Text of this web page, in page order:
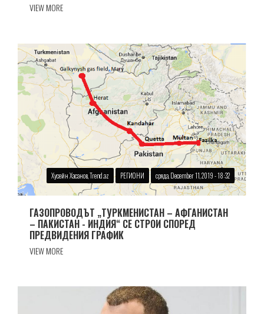
VIEW MORE
Хусейн Хасанов, Trend.az РЕГИОНИ сряда, December 11, 2019 - 18:32
ГАЗОПРОВОДЪТ „ТУРКМЕНИСТАН – АФГАНИСТАН
– ПАКИСТАН - ИНДИЯ“ СЕ СТРОИ СПОРЕД
ПРЕДВИДЕНИЯ ГРАФИК
VIEW MORE